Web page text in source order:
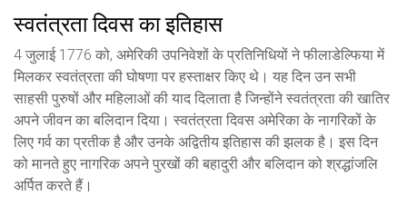
स्वतंत्रता दिवस का इतिहास
4 जुलाई 1776 को, अमेरिकी उपनिवेशों के प्रतिनिधियों ने फीलाडेल्फिया में
मिलकर स्वतंत्रता की घोषणा पर हस्ताक्षर किए थे। यह दिन उन सभी
साहसी पुरुषों और महिलाओं की याद दिलाता है जिन्होंने स्वतंत्रता की खातिर
अपने जीवन का बलिदान दिया। स्वतंत्रता दिवस अमेरिका के नागरिकों के
लिए गर्व का प्रतीक है और उनके अद्वितीय इतिहास की झलक है। इस दिन
को मानते हुए नागरिक अपने पुरखों की बहादुरी और बलिदान को श्रद्धांजलि
अर्पित करते हैं।